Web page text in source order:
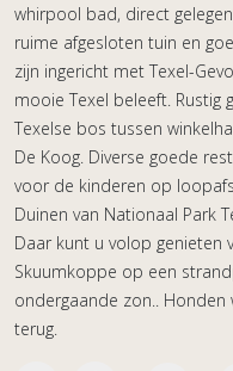
whirpool bad, direct
ruime afgesloten tuin en
zijn ingericht met Texel-
mooie Texel beleeft. Rustig
Texelse bos tussen
De Koog. Diverse goede
voor de kinderen op
Duinen van Nationaal Park
Daar kunt u volop genieten
Skuumkoppe op een
ondergaande zon..
terug.